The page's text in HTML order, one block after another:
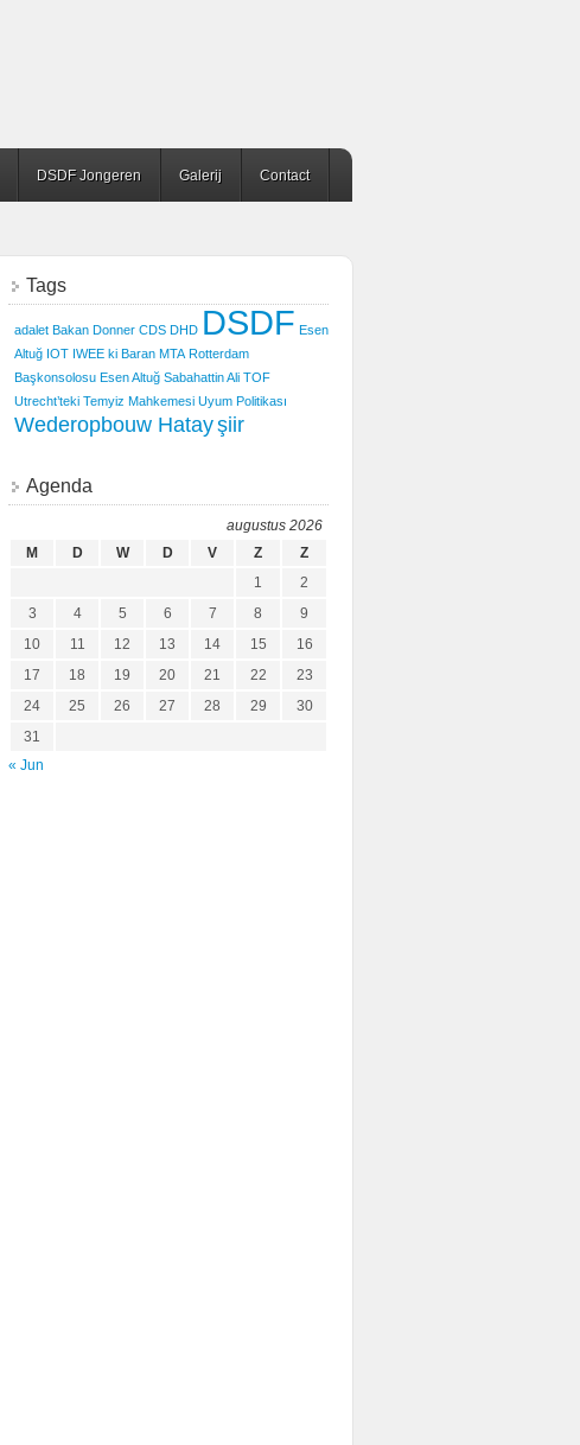
DSDF Jongeren Galerij Contact
Tags
adalet Bakan Donner CDS DHD DSDF Esen
Altuğ IOT IWEE ki Baran MTA Rotterdam
Başkonsolosu Esen Altuğ Sabahattin Ali TOF
Utrecht’teki Temyiz Mahkemesi Uyum Politikası
Wederopbouw Hatayşiir
Agenda
augustus 2026
M
D W D V Z
Z
1
2
3
4 5 6 7 8
9
10
11 12 13 14 15
16
17
18 19 20 21 22
23
24
25 26 27 28 29
30
31
« Jun